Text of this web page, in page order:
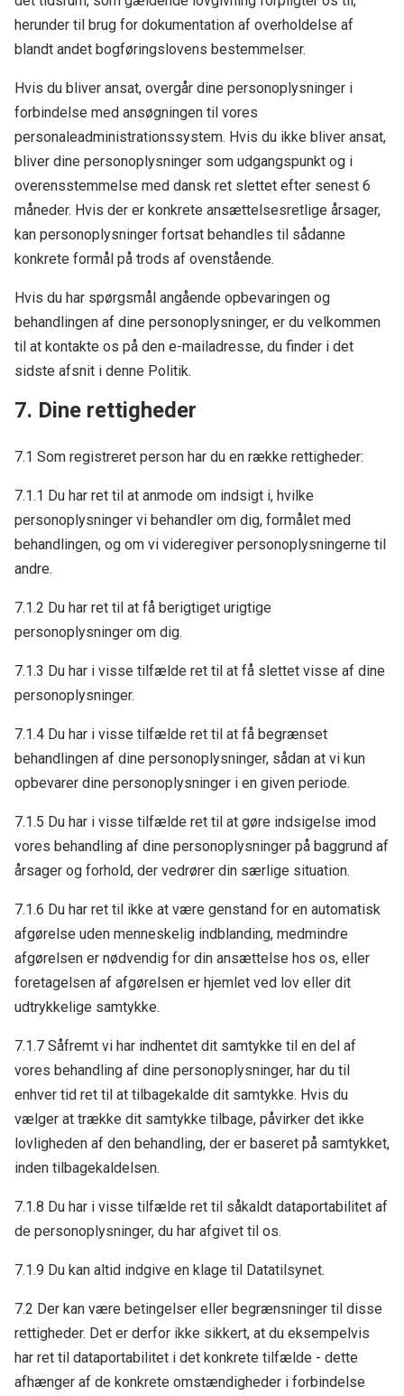
herunder til brug for dokumentation af overholdelse af
blandt andet bogføringslovens bestemmelser.
Hvis du bliver ansat, overgår dine personoplysninger i
forbindelse med ansøgningen til vores
personaleadministrationssystem. Hvis du ikke bliver ansat,
bliver dine personoplysninger som udgangspunkt og i
overensstemmelse med dansk ret slettet efter senest 6
måneder. Hvis der er konkrete ansættelsesretlige årsager,
kan personoplysninger fortsat behandles til sådanne
konkrete formål på trods af ovenstående.
Hvis du har spørgsmål angående opbevaringen og
behandlingen af dine personoplysninger, er du velkommen
til at kontakte os på den e-mailadresse, du finder i det
sidste afsnit i denne Politik.
7. Dine rettigheder
7.1 Som registreret person har du en række rettigheder:
7.1.1 Du har ret til at anmode om indsigt i, hvilke
personoplysninger vi behandler om dig, formålet med
behandlingen, og om vi videregiver personoplysningerne til
andre.
7.1.2 Du har ret til at få berigtiget urigtige
personoplysninger om dig.
7.1.3 Du har i visse tilfælde ret til at få slettet visse af dine
personoplysninger.
7.1.4 Du har i visse tilfælde ret til at få begrænset
behandlingen af dine personoplysninger, sådan at vi kun
opbevarer dine personoplysninger i en given periode.
7.1.5 Du har i visse tilfælde ret til at gøre indsigelse imod
vores behandling af dine personoplysninger på baggrund af
årsager og forhold, der vedrører din særlige situation.
7.1.6 Du har ret til ikke at være genstand for en automatisk
afgørelse uden menneskelig indblanding, medmindre
afgørelsen er nødvendig for din ansættelse hos os, eller
foretagelsen af afgørelsen er hjemlet ved lov eller dit
udtrykkelige samtykke.
7.1.7 Såfremt vi har indhentet dit samtykke til en del af
vores behandling af dine personoplysninger, har du til
enhver tid ret til at tilbagekalde dit samtykke. Hvis du
vælger at trække dit samtykke tilbage, påvirker det ikke
lovligheden af den behandling, der er baseret på samtykket,
inden tilbagekaldelsen.
7.1.8 Du har i visse tilfælde ret til såkaldt dataportabilitet af
de personoplysninger, du har afgivet til os.
7.1.9 Du kan altid indgive en klage til Datatilsynet.
7.2 Der kan være betingelser eller begrænsninger til disse
rettigheder. Det er derfor ikke sikkert, at du eksempelvis
har ret til dataportabilitet i det konkrete tilfælde - dette
afhænger af de konkrete omstændigheder i forbindelse